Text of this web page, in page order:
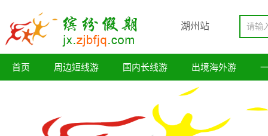
湖州站
首页 周边短线游 国内长线游 出境海外游